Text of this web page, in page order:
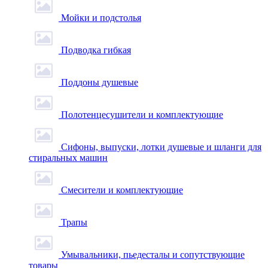
Мойки и подстолья
Подводка гибкая
Поддоны душевые
Полотенцесушители и комплектующие
Сифоны, выпуски, лотки душевые и шланги для
стиральных машин
Смесители и комплектующие
Трапы
Умывальники, пьедесталы и сопутствующие
товары